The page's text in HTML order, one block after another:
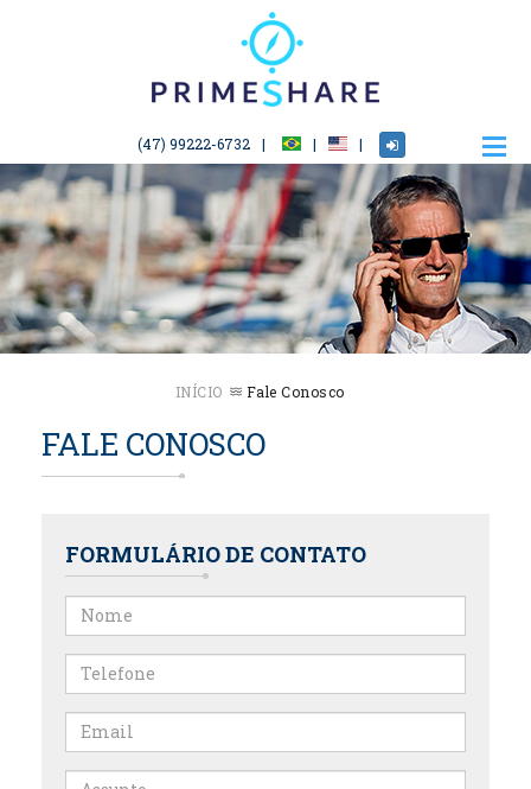
(47) 99222-6732
INÍCIO Fale Conosco
FALE CONOSCO
FORMULÁRIO DE CONTATO